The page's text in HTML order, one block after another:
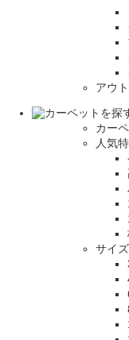
アウ
カー
人気
サイ